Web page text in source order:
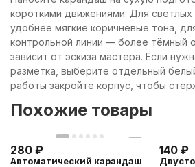
короткими движениями. Для
удобнее мягкие коричневые тона,
контрольной линии — более тёмный
зависит от эскиза мастера. Если
разметка, выберите отдельный
работы закройте корпус, чтобы
Похожие товары
280 ₽
Автоматический карандаш
140 ₽